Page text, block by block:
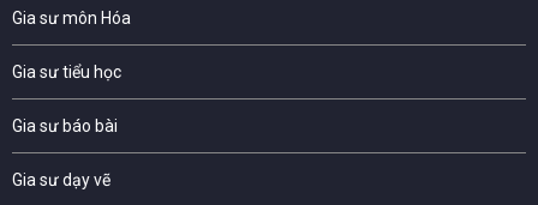
Gia sư môn Hóa
Gia sư tiểu học
Gia sư báo bài
Gia sư dạy vẽ